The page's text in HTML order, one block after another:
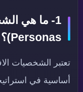
Personas)؟
أساسية في